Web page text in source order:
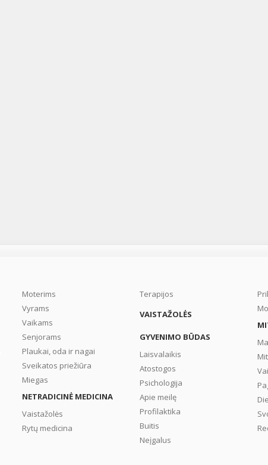
Moterims
Vyrams
Vaikams
Senjorams
Plaukai, oda ir nagai
Sveikatos priežiūra
Miegas
NETRADICINĖ MEDICINA
Vaistažolės
Rytų medicina
Terapijos
VAISTAŽOLĖS
GYVENIMO BŪDAS
Laisvalaikis
Atostogos
Psichologija
Apie meilę
Profilaktika
Buitis
Neįgalus